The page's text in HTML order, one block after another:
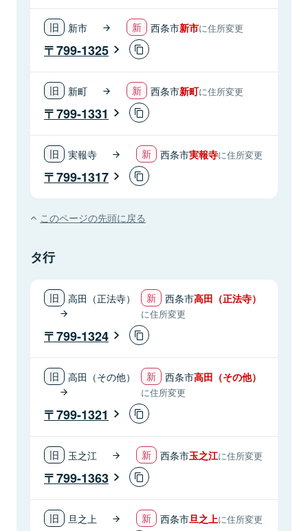
新市 西条市新市に住所変更
799-1325
新町 西条市新町に住所変更
799-1331
実報寺 西条市実報寺に住所変更
799-1317
このページの先頭に戻る
タ行
高田（正法寺） 西条市高田（正法寺）
に住所変更
799-1324
高田（その他） 西条市高田（その他）
に住所変更
799-1321
玉之江 西条市玉之江に住所変更
799-1363
旦之上 西条市旦之上に住所変更